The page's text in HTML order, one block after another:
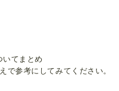
いてまとめ
で参考にしてみてください。